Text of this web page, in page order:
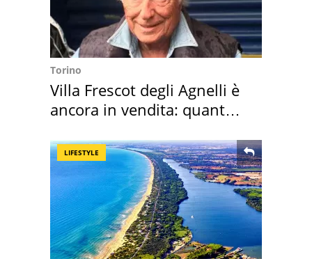
Torino
Villa Frescot degli Agnelli è
ancora in vendita: quanto
LIFESTYLE